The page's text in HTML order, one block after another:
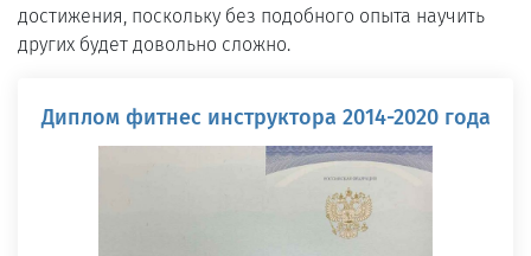
достижения, поскольку без подобного опыта научить
других будет довольно сложно.
Диплом фитнес инструктора 2014-2020 года